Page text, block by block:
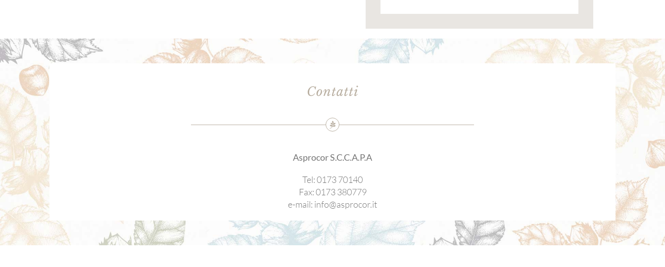
Contatti
Asprocor S.C.C.A.P.A
Tel: 0173 70140
Fax: 0173 380779
e-mail: info@asprocor.it